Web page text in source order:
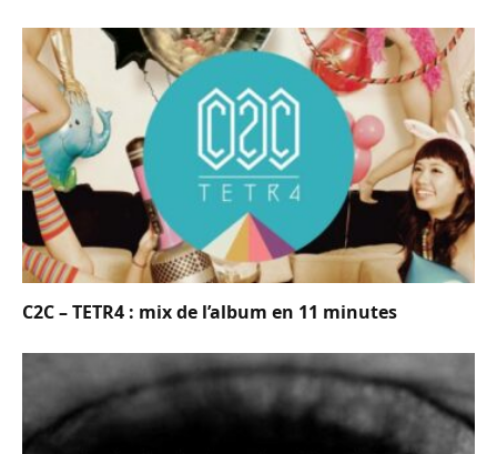
C2C – TETR4 : mix de l’album en 11 minutes